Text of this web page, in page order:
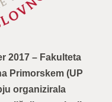
2017 – Fakulteta
Primorskem (UP
organizirala